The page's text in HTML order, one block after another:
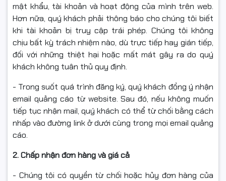
mật khẩu, tài khoản và hoạt động của mình trên web.
Hơn nữa, quý khách phải thông báo cho chúng tôi biết
khi tài khoản bị truy cập trái phép. Chúng tôi không
chịu bất kỳ trách nhiệm nào, dù trực tiếp hay gián tiếp,
đối với những thiệt hại hoặc mất mát gây ra do quý
khách không tuân thủ quy định.
- Trong suốt quá trình đăng ký, quý khách đồng ý nhận
email quảng cáo từ website. Sau đó, nếu không muốn
tiếp tục nhận mail, quý khách có thể từ chối bằng cách
nhấp vào đường link ở dưới cùng trong mọi email quảng
cáo.
2. Chấp nhận đơn hàng và giá cả
- Chúng tôi có quyền từ chối hoặc hủy đơn hàng của